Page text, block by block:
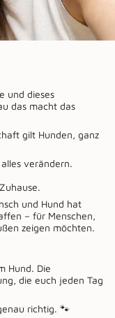
und dieses
das macht das
gilt Hunden, ganz
verändern.
und Hund hat
– für Menschen,
zeigen möchten.
Hund. Die
die euch jeden Tag
richtig. 🐾